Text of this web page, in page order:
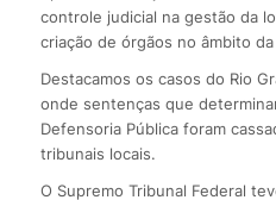
controle judicial na gestão da
criação de órgãos no âmbito
Destacamos os casos do Rio
onde sentenças que
Defensoria Pública foram
tribunais locais.
O Supremo Tribunal Federal